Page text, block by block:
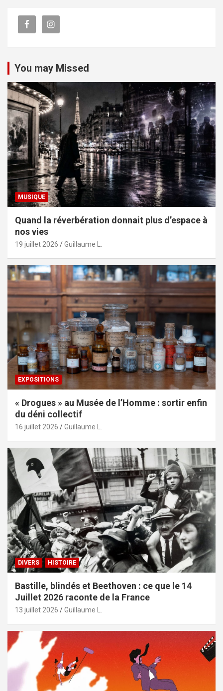
You may Missed
MUSIQUE
Quand la réverbération donnait plus d’espace à
nos vies
19 juillet 2026 Guillaume L.
EXPOSITIONS
« Drogues » au Musée de l’Homme : sortir enfin
du déni collectif
16 juillet 2026 Guillaume L.
DIVERS HISTOIRE
Bastille, blindés et Beethoven : ce que le 14
Juillet 2026 raconte de la France
13 juillet 2026 Guillaume L.